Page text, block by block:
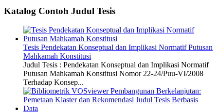
Katalog Contoh Judul Tesis
Tesis Pendekatan Konseptual dan Implikasi Normatif Putusan
Mahkamah Konstitusi
Judul Tesis : Pendekatan Konseptual dan Implikasi Normatif
Putusan Mahkamah Konstitusi Nomor 22-24/Puu-VI/2008
Terhadap Konsep...